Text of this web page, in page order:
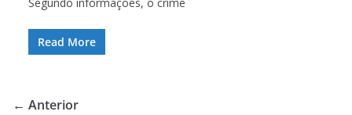
Segundo informações, o crime
Read More
← Anterior